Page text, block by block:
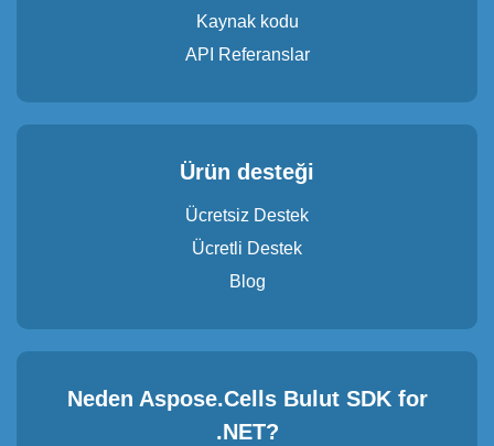
Kaynak kodu
API Referanslar
Ürün desteği
Ücretsiz Destek
Ücretli Destek
Blog
Neden Aspose.Cells Bulut SDK for
.NET?